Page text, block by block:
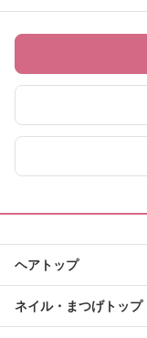
ヘアトップ
ネイル・まつげトップ